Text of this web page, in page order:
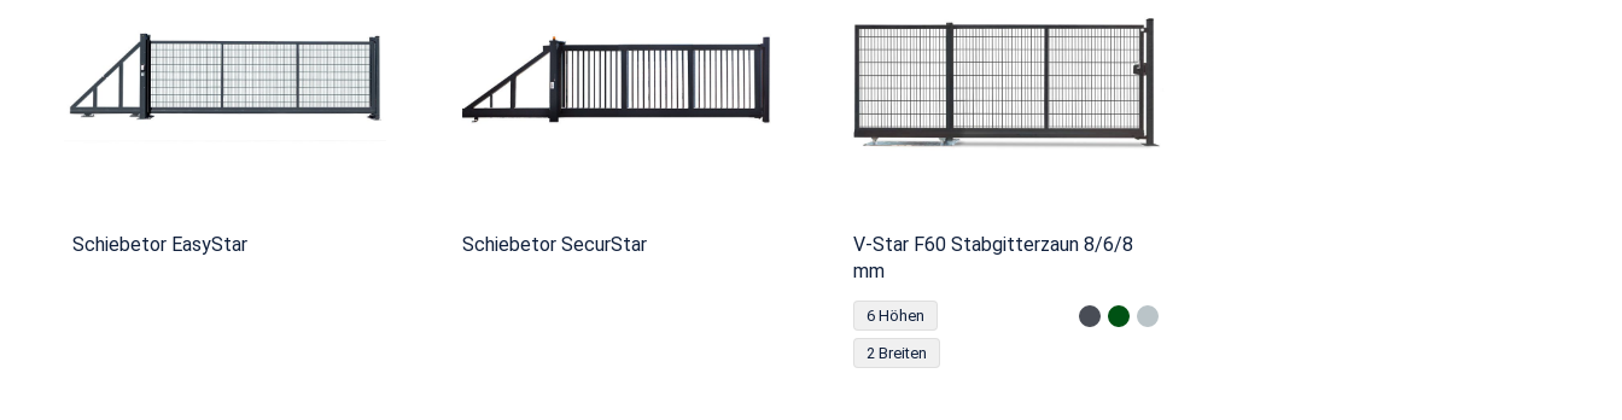
Schiebetor EasyStar Schiebetor SecurStar
V-Star F60 Stabgitterzaun 8/6/8
mm
6 Höhen
2 Breiten